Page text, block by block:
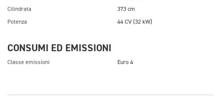
Cilindrata 373 cm
Potenza 44 CV (32 kW)
CONSUMI ED EMISSIONI
Classe emissioni Euro 4